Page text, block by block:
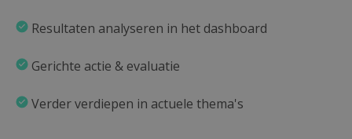
Resultaten analyseren in het dashboard
Gerichte actie & evaluatie
Verder verdiepen in actuele thema's